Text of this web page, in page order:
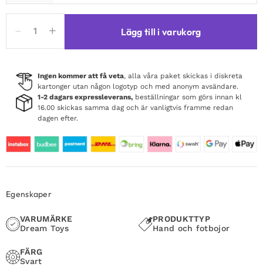
Toys
Blaze
Restraint
Set
mängd
Lägg till i varukorg
Ingen kommer att få veta, alla våra paket skickas i diskreta
kartonger utan någon logotyp och med anonym avsändare.
1-2 dagars expressleverans, beställningar som görs innan kl
16.00 skickas samma dag och är vanligtvis framme redan
dagen efter.
Egenskaper
VARUMÄRKE
Dream Toys
PRODUKTTYP
Hand och fotbojor
FÄRG
Svart